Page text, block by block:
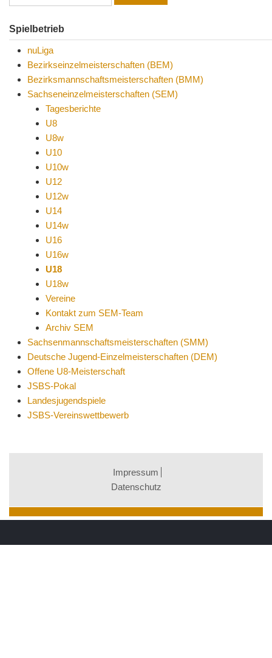
Spielbetrieb
nuLiga
Bezirkseinzelmeisterschaften (BEM)
Bezirksmannschaftsmeisterschaften (BMM)
Sachseneinzelmeisterschaften (SEM)
Tagesberichte
U8
U8w
U10
U10w
U12
U12w
U14
U14w
U16
U16w
U18
U18w
Vereine
Kontakt zum SEM-Team
Archiv SEM
Sachsenmannschaftsmeisterschaften (SMM)
Deutsche Jugend-Einzelmeisterschaften (DEM)
Offene U8-Meisterschaft
JSBS-Pokal
Landesjugendspiele
JSBS-Vereinswettbewerb
Impressum
Datenschutz